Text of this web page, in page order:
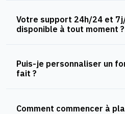
Votre support 24h/24 et
disponible à tout moment ?
Puis-je personnaliser un
fait ?
Comment commencer à